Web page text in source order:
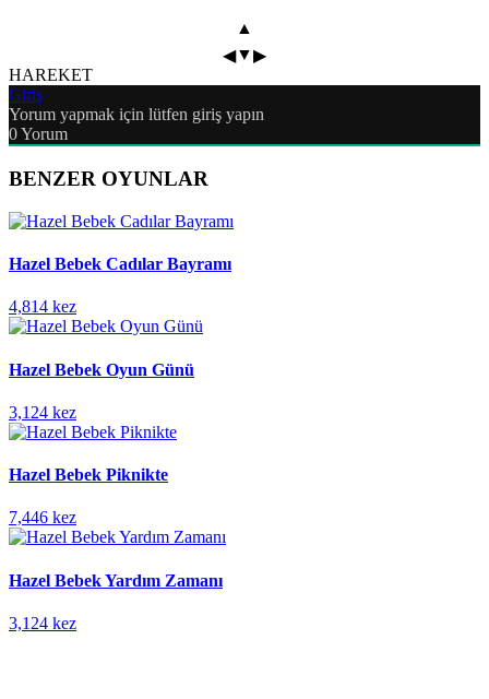
▲
◀▼▶
HAREKET
Giriş
Yorum yapmak için lütfen giriş yapın
0Yorum
BENZER OYUNLAR
Hazel Bebek Cadılar Bayramı
4,814 kez
Hazel Bebek Oyun Günü
3,124 kez
Hazel Bebek Piknikte
7,446 kez
Hazel Bebek Yardım Zamanı
3,124 kez